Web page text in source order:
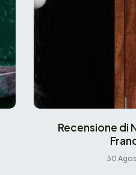
Recensione di
30